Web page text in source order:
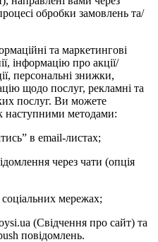
обробки замовлень та/
та маркетингові
інформацію про акції/
персональні знижки,
щодо послуг, рекламні та
послуг. Ви можете
наступними методами:
в email-листах;
через чати (опція
мережах;
(Свідчення про сайт) та
повідомлень.